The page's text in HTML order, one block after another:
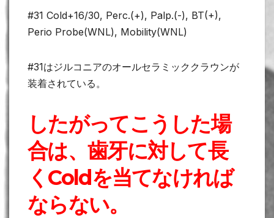
#31 Cold+16/30, Perc.(+), Palp.(-), BT(+),
Perio Probe(WNL), Mobility(WNL)
#31はジルコニアのオールセラミッククラウンが
装着されている。
したがってこうした場
合は、歯牙に対して長
くColdを当てなければ
ならない。